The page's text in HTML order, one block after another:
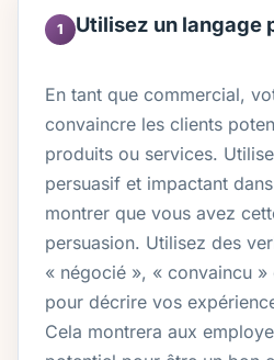
1 Utilisez un langage
En tant que commercial,
convaincre les clients
produits ou services.
persuasif et impactant
montrer que vous avez
persuasion. Utilisez des
« négocié », « convaincu
pour décrire vos
Cela montrera aux